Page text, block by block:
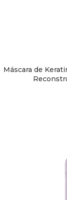
AÑADIR AL
Máscara de